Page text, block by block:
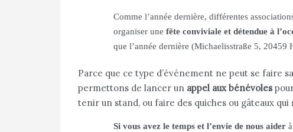
Comme l’année dernière, différentes
organiser une fête conviviale et détendue à
que l’année dernière (Michaelisstraße 5, 20459
Parce que ce type d’événement ne peut se faire
permettons de lancer un appel aux bénévoles
tenir un stand, ou faire des quiches ou gâteaux
Si vous avez le temps et l’envie de nous aider